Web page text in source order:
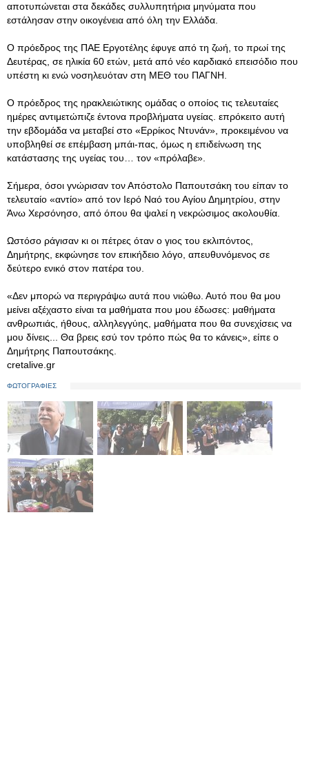
αποτυπώνεται στα δεκάδες συλλυπητήρια μηνύματα που
εστάλησαν στην οικογένεια από όλη την Ελλάδα.
Ο πρόεδρος της ΠΑΕ Εργοτέλης έφυγε από τη ζωή, το πρωί της
Δευτέρας, σε ηλικία 60 ετών, μετά από νέο καρδιακό επεισόδιο που
υπέστη κι ενώ νοσηλευόταν στη ΜΕΘ του ΠΑΓΝΗ.
Ο πρόεδρος της ηρακλειώτικης ομάδας ο οποίος τις τελευταίες
ημέρες αντιμετώπιζε έντονα προβλήματα υγείας. επρόκειτο αυτή
την εβδομάδα να μεταβεί στο «Ερρίκος Ντυνάν», προκειμένου να
υποβληθεί σε επέμβαση μπάι-πας, όμως η επιδείνωση της
κατάστασης της υγείας του… τον «πρόλαβε».
Σήμερα, όσοι γνώρισαν τον Απόστολο Παπουτσάκη του είπαν το
τελευταίο «αντίο» από τον Ιερό Ναό του Αγίου Δημητρίου, στην
Άνω Χερσόνησο, από όπου θα ψαλεί η νεκρώσιμος ακολουθία.
Ωστόσο ράγισαν κι οι πέτρες όταν ο γιος του εκλιπόντος,
Δημήτρης, εκφώνησε τον επικήδειο λόγο, απευθυνόμενος σε
δεύτερο ενικό στον πατέρα του.
«Δεν μπορώ να περιγράψω αυτά που νιώθω. Αυτό που θα μου
μείνει αξέχαστο είναι τα μαθήματα που μου έδωσες: μαθήματα
ανθρωπιάς, ήθους, αλληλεγγύης, μαθήματα που θα συνεχίσεις να
μου δίνεις... Θα βρεις εσύ τον τρόπο πώς θα το κάνεις», είπε ο
Δημήτρης Παπουτσάκης.
cretalive.gr
ΦΩΤΟΓΡΑΦΙΕΣ